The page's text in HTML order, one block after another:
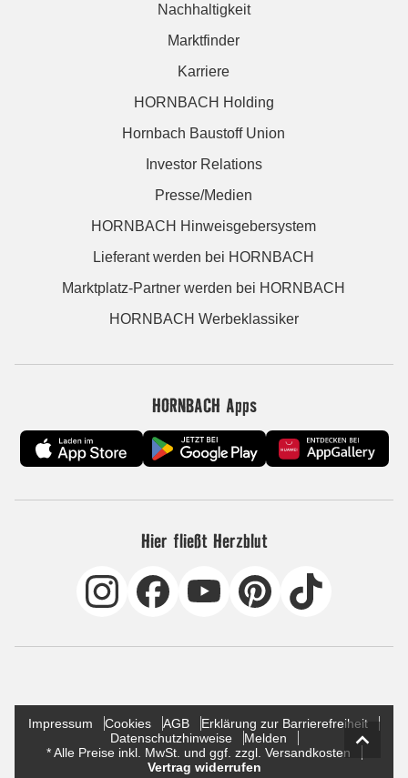
Nachhaltigkeit
Marktfinder
Karriere
HORNBACH Holding
Hornbach Baustoff Union
Investor Relations
Presse/Medien
HORNBACH Hinweisgebersystem
Lieferant werden bei HORNBACH
Marktplatz-Partner werden bei HORNBACH
HORNBACH Werbeklassiker
HORNBACH Apps
Hier fließt Herzblut
Impressum Cookies AGB
Erklärung zur Barrierefreiheit
Datenschutzhinweise
Melden
* Alle Preise inkl. MwSt. und ggf. zzgl. Versandkosten
Vertrag widerrufen